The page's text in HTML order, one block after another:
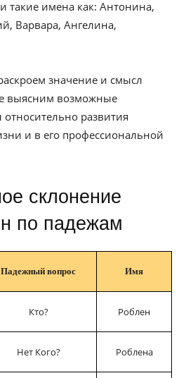
такие имена как: Антонина,
Варвара, Ангелина,
значение и смысл
выясним возможные
развития
и в его профессиональной
по падежам
Падежный вопрос Имя
Кто? Роблен
Нет Кого? Роблена